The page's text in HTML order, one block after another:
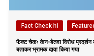
Fact Check hi
फैक्ट चेकः केन-बेतवा विरोध प्रदर्शन
बताकर भ्रामक दावा किया गया